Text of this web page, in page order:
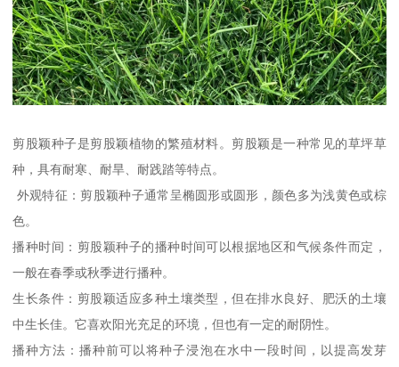
剪股颖种子是剪股颖植物的繁殖材料。剪股颖是一种常见的草坪草
种，具有耐寒、耐旱、耐践踏等特点。
外观特征：剪股颖种子通常呈椭圆形或圆形，颜色多为浅黄色或棕
色。
播种时间：剪股颖种子的播种时间可以根据地区和气候条件而定，
一般在春季或秋季进行播种。
生长条件：剪股颖适应多种土壤类型，但在排水良好、肥沃的土壤
中生长佳。它喜欢阳光充足的环境，但也有一定的耐阴性。
播种方法：播种前可以将种子浸泡在水中一段时间，以提高发芽